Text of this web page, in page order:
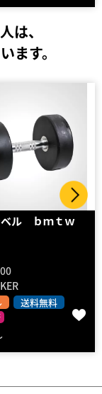
は、
ます。
バーダンベルラ
2段階決済
～